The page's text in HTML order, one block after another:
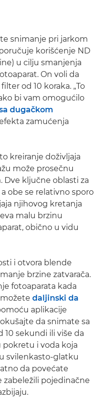
snimanje pri jarkom
korišćenje ND
u cilju smanjenja
On voli da
od 10 koraka. „To
bi vam omogućilo
dugačkom
zamućenja
kreiranje doživljaja
može prosečnu
Dve ključne oblasti za
obe se relativno sporo
njihovog kretanja
malu brzinu
obično u vidu
i otvora blende
brzine zatvarača.
fotoaparata kada
daljinski da
aplikacije
da snimate sa
sekundi ili više da
pokretu i voda koja
svilenkasto-glatku
da povećate
zabeležili pojedinačne